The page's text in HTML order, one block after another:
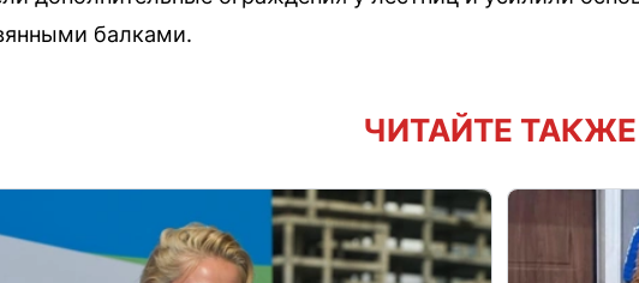
балками.
ЧИТАЙТЕ ТАКЖЕ